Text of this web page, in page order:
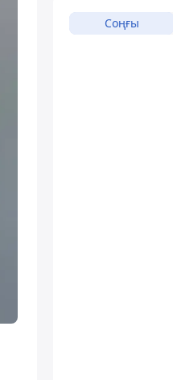
Соңғы